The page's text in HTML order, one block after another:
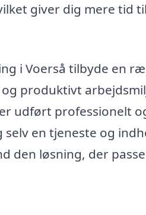
giver dig mere tid
i Voerså tilbyde en
produktivt
udført professionelt
en tjeneste og
den løsning, der